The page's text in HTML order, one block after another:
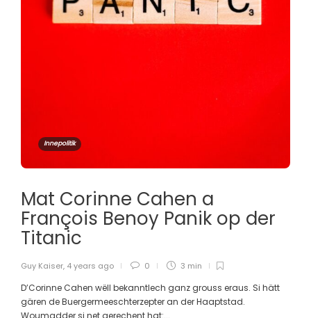
Innepolitik
Mat Corinne Cahen a
François Benoy Panik op der
Titanic
Guy Kaiser, 4 years ago 0 3 min
D’Corinne Cahen wëll bekanntlech ganz grouss eraus. Si hätt
gären de Buergermeeschterzepter an der Haaptstad.
Woumadder si net gerechent hat:...